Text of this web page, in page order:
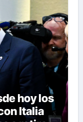
hoy los
Italia